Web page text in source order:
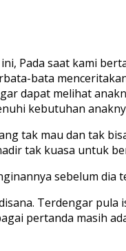
Pada saat kami
bata
dapat melihat
kebutuhan
tak mau dan tak
tak kuasa untuk
sebelum
Terdengar
pertanda masih